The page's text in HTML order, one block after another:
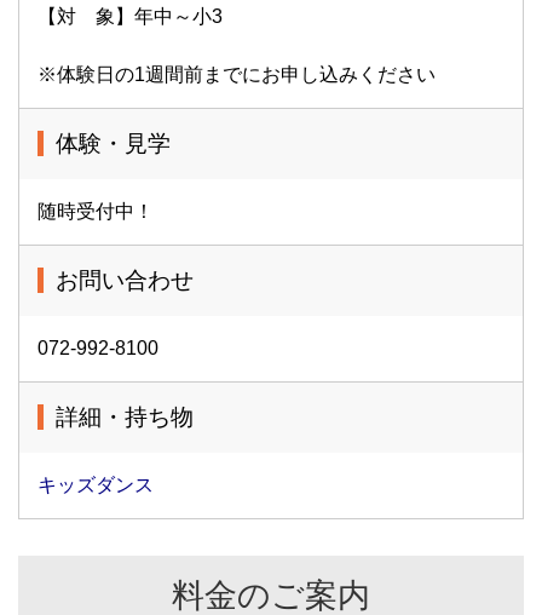
【対 象】年中～小3
※体験日の1週間前までにお申し込みください
体験・見学
随時受付中！
お問い合わせ
072-992-8100
詳細・持ち物
キッズダンス
料金のご案内